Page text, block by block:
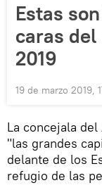
Estas
caras
2019
19 de marzo 2019,
La concejala
"las grandes
delante de los
refugio de las